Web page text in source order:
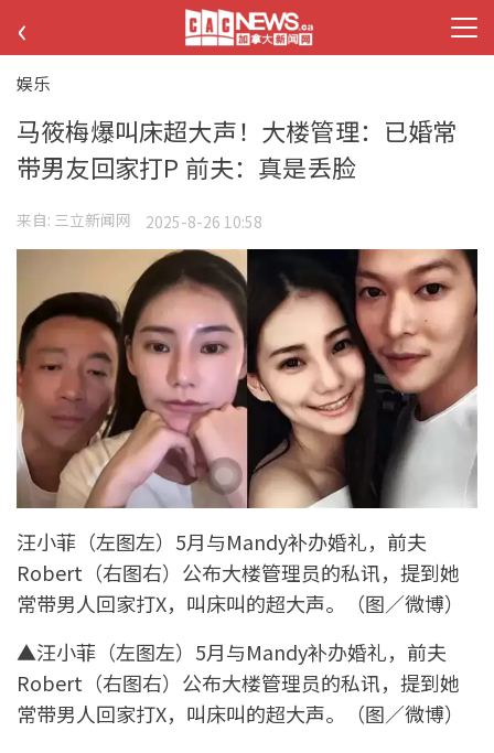
‹
娱乐
马筱梅爆叫床超大声！大楼管理：已婚常
带男友回家打P 前夫：真是丢脸
来自: 三立新闻网 2025-8-26 10:58
汪小菲（左图左）5月与Mandy补办婚礼，前夫
Robert（右图右）公布大楼管理员的私讯，提到她
常带男人回家打X，叫床叫的超大声。（图／微博）
▲汪小菲（左图左）5月与Mandy补办婚礼，前夫
Robert（右图右）公布大楼管理员的私讯，提到她
常带男人回家打X，叫床叫的超大声。（图／微博）